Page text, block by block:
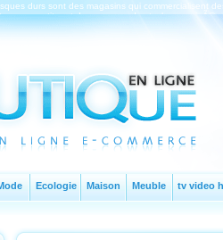
durs sont des magasins qui commercialisent
constituent des espaces de stockage qui
Ecologie Maison Meuble tv video